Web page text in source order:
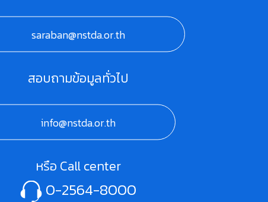
saraban@nstda.or.th
สอบถามข้อมูลทั่วไป
info@nstda.or.th
หรือ Call center
0-2564-8000